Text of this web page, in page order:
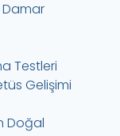
Testleri
Gelişimi
Doğal